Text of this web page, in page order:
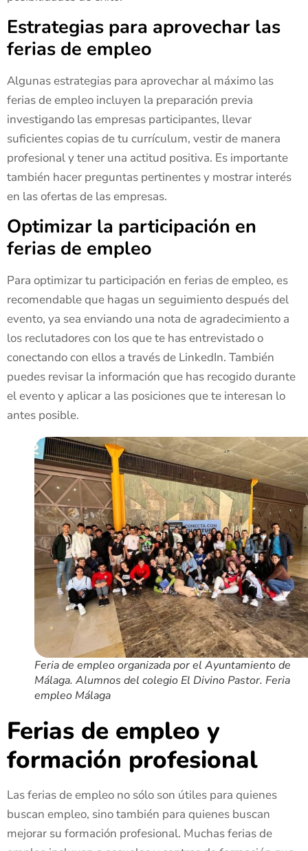
Estrategias para aprovechar las
ferias de empleo
Algunas estrategias para aprovechar al máximo las
ferias de empleo incluyen la preparación previa
investigando las empresas participantes, llevar
suficientes copias de tu currículum, vestir de manera
profesional y tener una actitud positiva. Es importante
también hacer preguntas pertinentes y mostrar interés
en las ofertas de las empresas.
Optimizar la participación en
ferias de empleo
Para optimizar tu participación en ferias de empleo, es
recomendable que hagas un seguimiento después del
evento, ya sea enviando una nota de agradecimiento a
los reclutadores con los que te has entrevistado o
conectando con ellos a través de LinkedIn. También
puedes revisar la información que has recogido durante
el evento y aplicar a las posiciones que te interesan lo
antes posible.
Feria de empleo organizada por el Ayuntamiento de
Málaga. Alumnos del colegio El Divino Pastor. Feria
empleo Málaga
Ferias de empleo y
formación profesional
Las ferias de empleo no sólo son útiles para quienes
buscan empleo, sino también para quienes buscan
mejorar su formación profesional. Muchas ferias de